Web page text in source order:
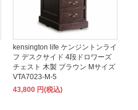
kensington life ケンジントンライ
フ デスクサイド 4段ドロワーズ
チェスト 木製 ブラウン Mサイズ
VTA7023-M-5
43,800 円(税込)